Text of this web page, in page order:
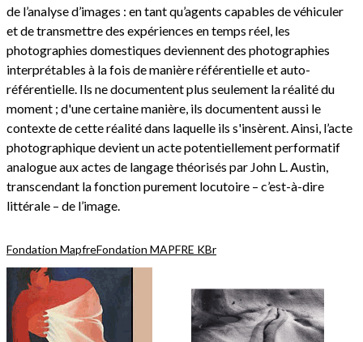
de l’analyse d’images : en tant qu’agents capables de véhiculer
et de transmettre des expériences en temps réel, les
photographies domestiques deviennent des photographies
interprétables à la fois de manière référentielle et auto-
référentielle. Ils ne documentent plus seulement la réalité du
moment ; d'une certaine manière, ils documentent aussi le
contexte de cette réalité dans laquelle ils s'insèrent. Ainsi, l’acte
photographique devient un acte potentiellement performatif
analogue aux actes de langage théorisés par John L. Austin,
transcendant la fonction purement locutoire – c’est-à-dire
littérale – de l’image.
Fondation MapfreFondation MAPFRE KBr